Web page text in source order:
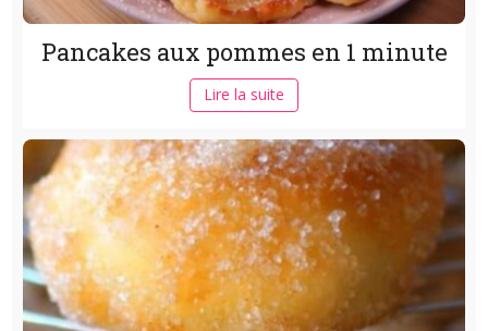
Pancakes aux pommes en 1 minute
Lire la suite